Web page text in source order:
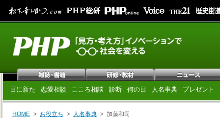
日に新た 恋愛相談 こころ相談 診断 何の日 人名事典 プレゼント
HOME お役立ち 人名事典 加藤和司